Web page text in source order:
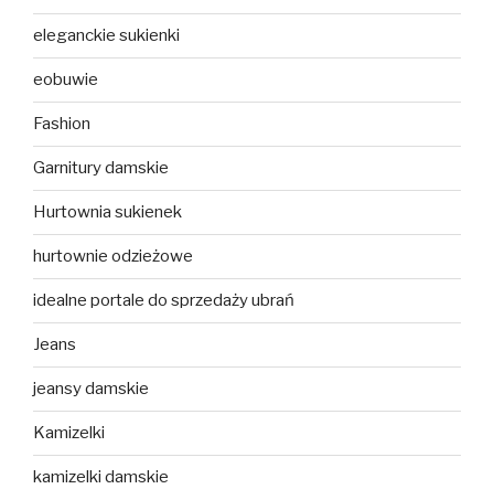
eleganckie sukienki
eobuwie
Fashion
Garnitury damskie
Hurtownia sukienek
hurtownie odzieżowe
idealne portale do sprzedaży ubrań
Jeans
jeansy damskie
Kamizelki
kamizelki damskie